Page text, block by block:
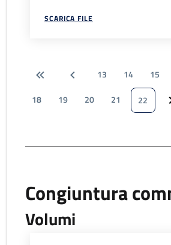
SCARICA FILE
13 14 15
18
19 20 21 22
Congiuntura
Volumi